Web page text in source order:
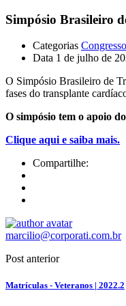
Simpósio Brasileiro
Categorias
Data 1 de julho de
O Simpósio Brasileiro de
fases do transplante
O simpósio tem o apoio
Clique aqui e saiba mais.
Compartilhe:
marcilio@corporati.com.br
Post anterior
Matrículas - Veteranos | 2022.2